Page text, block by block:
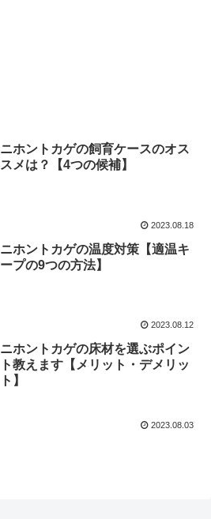
ニホントカゲの飼育ケースのオス
スメは？【4つの候補】
2023.08.18
ニホントカゲの温度対策【適温キ
ープの9つの方法】
2023.08.12
ニホントカゲの床材を選ぶポイン
ト教えます【メリット・デメリッ
ト】
2023.08.03